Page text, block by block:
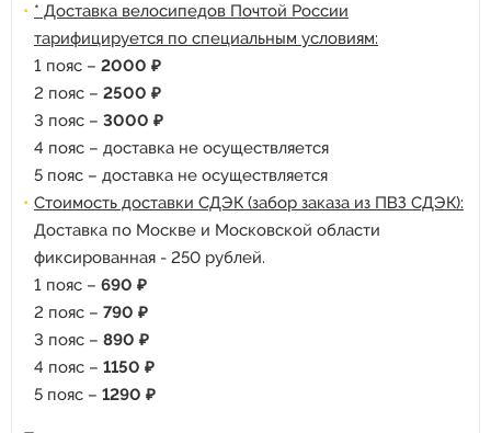
* Доставка велосипедов Почтой России
тарифицируется по специальным условиям:
1 пояс – 2000 ₽
2 пояс – 2500 ₽
3 пояс – 3000 ₽
4 пояс – доставка не осуществляется
5 пояс – доставка не осуществляется
Стоимость доставки СДЭК (забор заказа из ПВЗ СДЭК):
Доставка по Москве и Московской области
фиксированная - 250 рублей.
1 пояс – 690 ₽
2 пояс – 790 ₽
3 пояс – 890 ₽
4 пояс – 1150 ₽
5 пояс – 1290 ₽